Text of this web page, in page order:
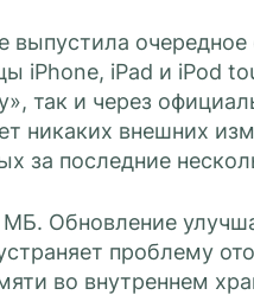
выпустила
iPhone, iPad и iPod
так и через
никаких внешних
за последние
Обновление
проблему
во внутреннем